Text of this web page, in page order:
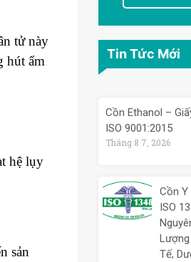
tử này
hút ẩm
hệ lụy
sản
Tin Tức Mới
Cồn Ethanol –
ISO 9001:2015
Tháng 8 7, 2026
Cồn
ISO
Tế,